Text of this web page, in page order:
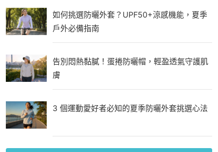
如何挑選防曬外套？UPF50+涼感機能，夏季
戶外必備指南
告別悶熱黏膩！蛋捲防曬帽，輕盈透氣守護肌
膚
3 個運動愛好者必知的夏季防曬外套挑選心法